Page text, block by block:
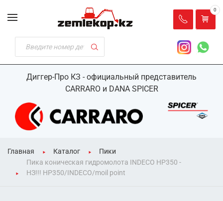
Диггер-Про КЗ - официальный представитель
CARRARO и DANA SPICER
0
Главная Каталог
Пики
Пика коническая гидромолота INDECO HP350 -
НЗ!!! HP350/INDECO/moil point